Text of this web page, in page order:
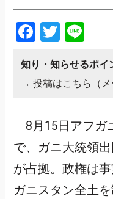
Facebook
Twitter
Line
知り・知らせるポイ
→ 投稿はこちら（メ
8月15日アフガ
で、ガニ大統領
が占拠。政権は
ガニスタン全土